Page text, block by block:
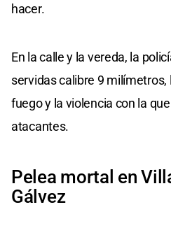
hacer.
En la calle y la vereda, la
servidas calibre 9
fuego y la violencia con la
atacantes.
Pelea mortal en
Gálvez